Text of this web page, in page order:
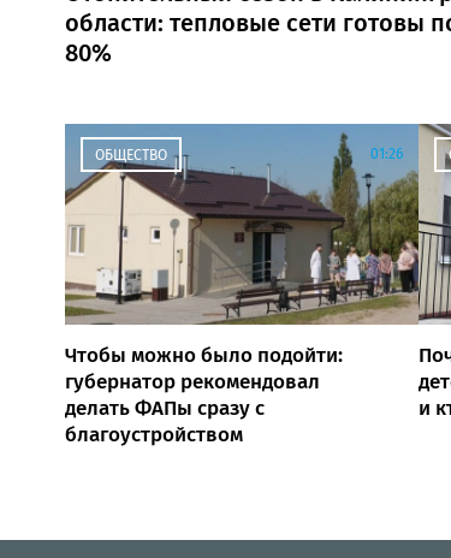
области: тепловые сети готовы
80%
ОБЩЕСТВО 01:26
Чтобы можно было подойти:
губернатор рекомендовал
делать ФАПы сразу с
благоустройством
и